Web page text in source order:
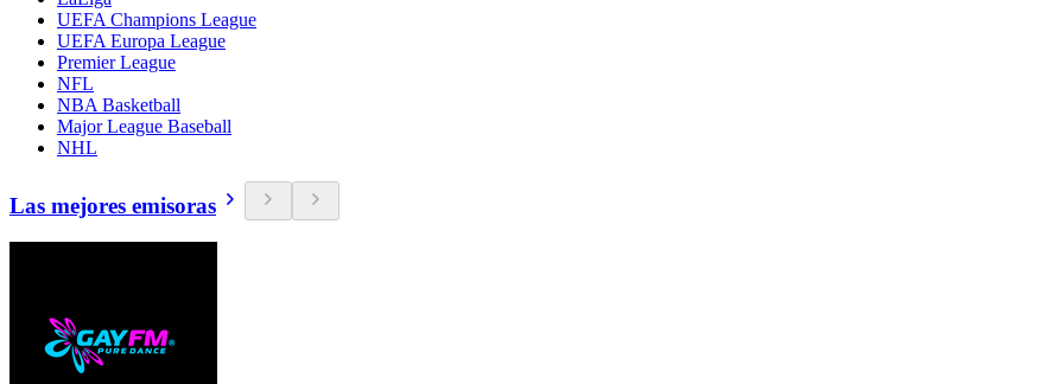
UEFA Champions League
UEFA Europa League
Premier League
NFL
NBA Basketball
Major League Baseball
NHL
Las mejores emisoras